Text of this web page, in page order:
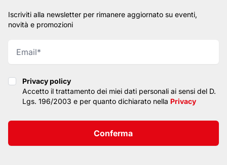
Iscriviti alla newsletter per rimanere aggiornato su eventi,
novità e promozioni
Privacy policy
Privacy policy
Accetto il trattamento dei miei dati personali ai sensi del D.
Lgs. 196/2003 e per quanto dichiarato nella Privacy
Conferma